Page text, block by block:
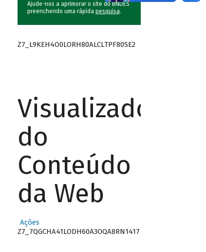
Ajude-nos a aprimorar o site do BNDES
preenchendo uma rápida pesquisa.
Z7_L9KEH4O0LORH80ALCLTPF80SE2
Visualizador
do
Conteúdo
da Web
Ações
Z7_7QGCHA41LODH60A3OQA8RN1417